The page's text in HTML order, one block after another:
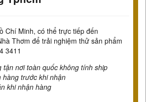
Chí Minh, có thể trực tiếp đến
Thơm để trải nghiệm thử sản phẩm
3411
tận nơi toàn quốc không tính ship
trước khi nhận
khi nhận hàng